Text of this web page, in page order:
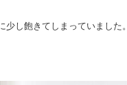
し飽きてしまっていました。